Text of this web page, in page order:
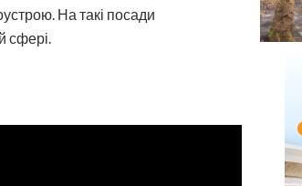
На такі посади
сфері.